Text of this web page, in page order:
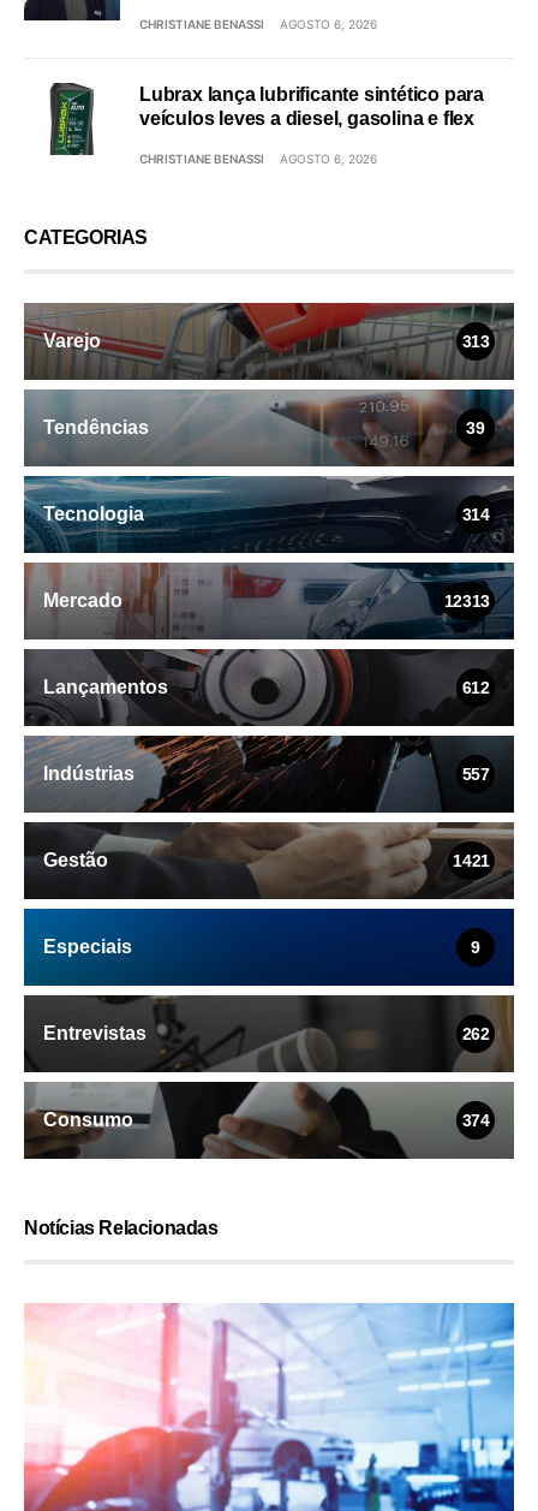
CHRISTIANE BENASSI AGOSTO 6, 2026
Lubrax lança lubrificante sintético para
veículos leves a diesel, gasolina e flex
CHRISTIANE BENASSI AGOSTO 6, 2026
CATEGORIAS
Varejo 313
Tendências 39
Tecnologia 314
Mercado 12313
Lançamentos 612
Indústrias 557
Gestão 1421
Especiais 9
Entrevistas 262
Consumo 374
Notícias Relacionadas